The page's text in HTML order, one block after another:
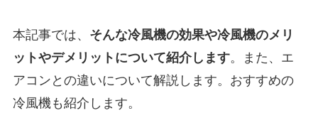
本記事では、 そんな冷風機の効果や冷風機のメリ
ットやデメリットについて紹介します。また、エ
アコンとの違いについて解説します。おすすめの
冷風機も紹介します。